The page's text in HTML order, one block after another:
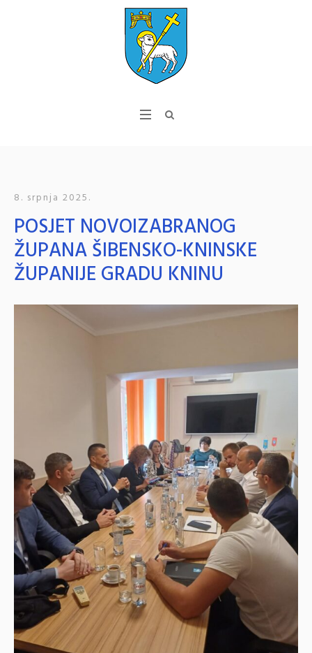
8. srpnja 2025.
POSJET NOVOIZABRANOG
ŽUPANA ŠIBENSKO-KNINSKE
ŽUPANIJE GRADU KNINU